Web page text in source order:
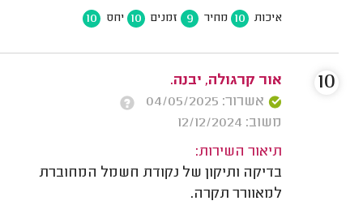
איכות 10 מחיר 9 זמנים 10 יחס 10
אור קרגולה, יבנה.
אשרור: 04/05/2025
משוב: 12/12/2024
תיאור השירות:
בדיקה ותיקון של נקודת חשמל המחוברת
למאוורר תקרה.
10